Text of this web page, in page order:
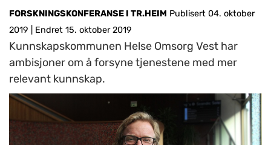
FORSKNINGSKONFERANSE I TR.HEIM Publisert 04. oktober
2019
Endret 15. oktober 2019
Kunnskapskommunen Helse Omsorg Vest har
ambisjoner om å forsyne tjenestene med mer
relevant kunnskap.